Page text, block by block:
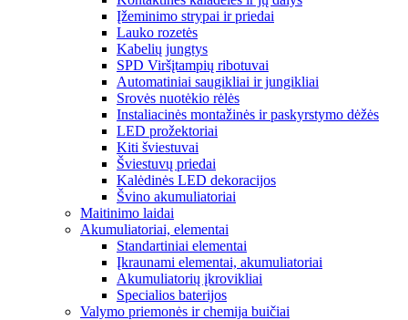
Įžeminimo strypai ir priedai
Lauko rozetės
Kabelių jungtys
SPD Viršįtampių ribotuvai
Automatiniai saugikliai ir jungikliai
Srovės nuotėkio rėlės
Instaliacinės montažinės ir paskyrstymo dėžės
LED prožektoriai
Kiti šviestuvai
Šviestuvų priedai
Kalėdinės LED dekoracijos
Švino akumuliatoriai
Maitinimo laidai
Akumuliatoriai, elementai
Standartiniai elementai
Įkraunami elementai, akumuliatoriai
Akumuliatorių įkrovikliai
Specialios baterijos
Valymo priemonės ir chemija buičiai